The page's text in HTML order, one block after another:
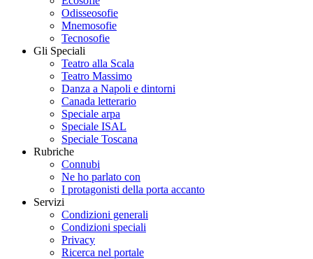
Odisseosofie
Mnemosofie
Tecnosofie
Gli Speciali
Teatro alla Scala
Teatro Massimo
Danza a Napoli e dintorni
Canada letterario
Speciale arpa
Speciale ISAL
Speciale Toscana
Rubriche
Connubi
Ne ho parlato con
I protagonisti della porta accanto
Servizi
Condizioni generali
Condizioni speciali
Privacy
Ricerca nel portale